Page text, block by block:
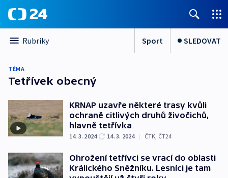
Rubriky Sport SLEDOVAT
TÉMA
Tetřívek obecný
KRNAP uzavře některé trasy kvůli
ochraně citlivých druhů živočichů,
hlavně tetřívka
14. 3. 2024 14. 3. 2024 | ČTK, ČT24
Ohrožení tetřívci se vrací do oblasti
Králického Sněžníku. Lesníci je tam